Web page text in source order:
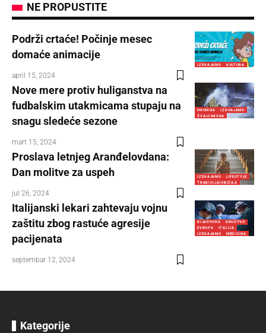
NE PROPUSTITE
IZDVAJAMO KULTURA
Podrži crtaće! Počinje mesec
domaće animacije
april 15, 2024
HRONIKA
IZDVAJAMO
ŠVAJCARSKA
Nove mere protiv huliganstva na
fudbalskim utakmicama stupaju na
snagu sledeće sezone
mart 15, 2024
IZDVAJAMO
LIFESTYLE
TRADICIJA/OBIČAJI
Proslava letnjeg Aranđelovdana:
Dan molitve za uspeh
jul 26, 2024
DIJASPORA
DRUŠTVO
EVROPA
ITALIJA
IZDVAJAMO
MEDICINA
Italijanski lekari zahtevaju vojnu
zaštitu zbog rastuće agresije
pacijenata
septembar 12, 2024
Kategorije